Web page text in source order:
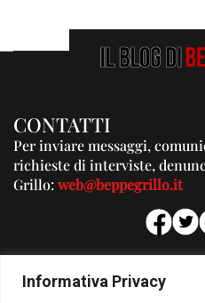
Informativa Privacy
CONTATTI
Per inviare messaggi,
richieste di interviste,
Grillo:web@beppegrillo.it
Per la